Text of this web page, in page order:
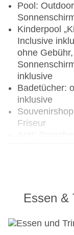
Pool:
Kinderpool
Inclusive
ohne
inklusive
Badetücher:
inklusive
Friseur
Diskothek/
ohne
ohne Gebühr
gegen Gebühr
Essen &